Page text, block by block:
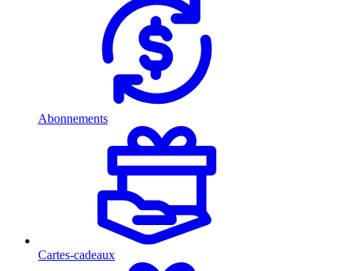
Abonnements
Cartes-cadeaux